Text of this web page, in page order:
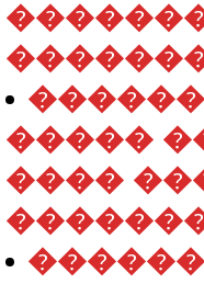
�����
����